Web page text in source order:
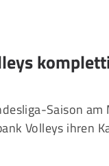
Saison am
Volleys ihren